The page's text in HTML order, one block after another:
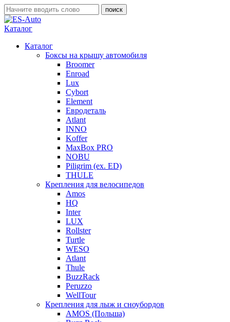
Каталог
Каталог
Боксы на крышу автомобиля
Broomer
Enroad
Lux
Cybort
Element
Евродеталь
Atlant
INNO
Koffer
MaxBox PRO
NOBU
Piligrim (ex. ED)
THULE
Крепления для велосипедов
Amos
HQ
Inter
LUX
Rollster
Turtle
WESO
Atlant
Thule
BuzzRack
Peruzzo
WellTour
Крепления для лыж и сноубордов
AMOS (Польша)